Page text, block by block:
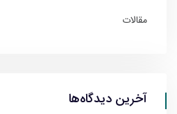
مقالات
آخرین دیدگاه‌ها